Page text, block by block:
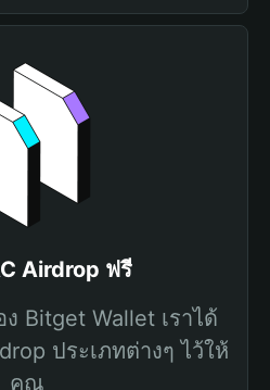
Airdrop ฟรี
Bitget Wallet เราได้
ประเภทต่างๆ ไว้ให้
คุณ